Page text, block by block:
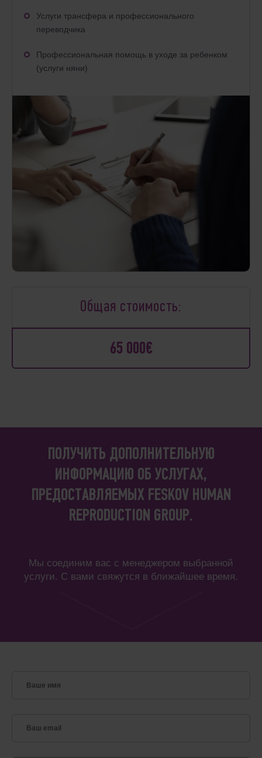
Услуги трансфера и профессионального
переводчика
Профессиональная помощь в уходе за ребенком
(услуги няни)
Общая стоимость:
65 000€
ПОЛУЧИТЬ ДОПОЛНИТЕЛЬНУЮ
ИНФОРМАЦИЮ ОБ УСЛУГАХ,
ПРЕДОСТАВЛЯЕМЫХ FESKOV HUMAN
REPRODUCTION GROUP.
Мы соединим вас с менеджером выбранной
услуги. С вами свяжутся в ближайшее время.